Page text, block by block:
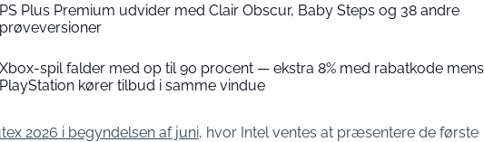
PS Plus Premium udvider med Clair Obscur, Baby Steps og 38 andre
prøveversioner
Xbox-spil falder med op til 90 procent — ekstra 8% med rabatkode mens
PlayStation kører tilbud i samme vindue
2026 i begyndelsen af juni, hvor Intel ventes at præsentere de første